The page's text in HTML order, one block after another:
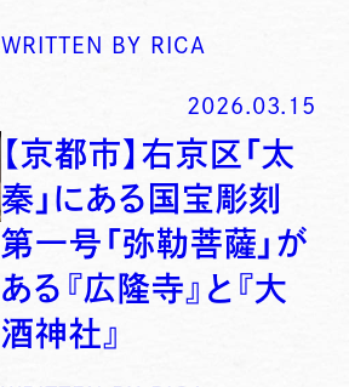
WRITTEN BY RICA
2026.03.15
【京都市】右京区「太
秦」にある国宝彫刻
第一号「弥勒菩薩」が
ある『広隆寺』と『大
酒神社』